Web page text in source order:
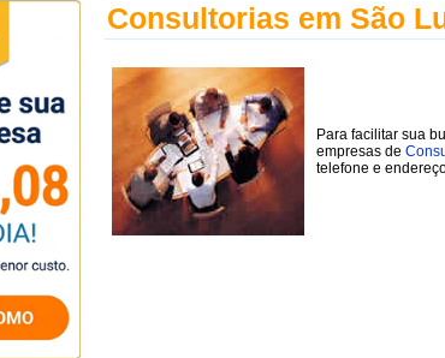
Consultorias em São
Para facilitar sua
empresas de
telefone e